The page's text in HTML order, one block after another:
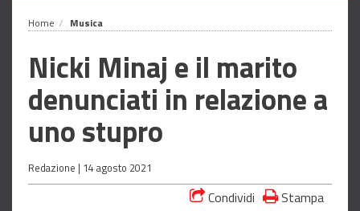
Home Musica
Nicki Minaj e il marito
denunciati in relazione a
uno stupro
Redazione | 14 agosto 2021
Condividi
Stampa